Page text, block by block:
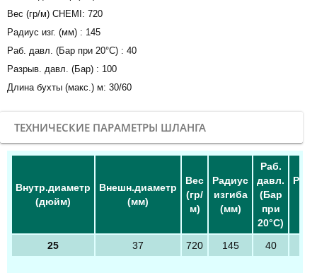
Вес (гр/м) CHEMI: 720
Радиус изг. (мм) : 145
Раб. давл. (Бар при 20°С) : 40
Разрыв. давл. (Бар) : 100
Длина бухты (макс.) м: 30/60
ТЕХНИЧЕСКИЕ ПАРАМЕТРЫ ШЛАНГА
Внутр.диаметр
(дюйм)
Внешн.диаметр
(мм)
Вес
(гр/
м)
Радиус
изгиба
(мм)
Раб.
давл.
(Бар
при
20°С)
25 37 720 145 40